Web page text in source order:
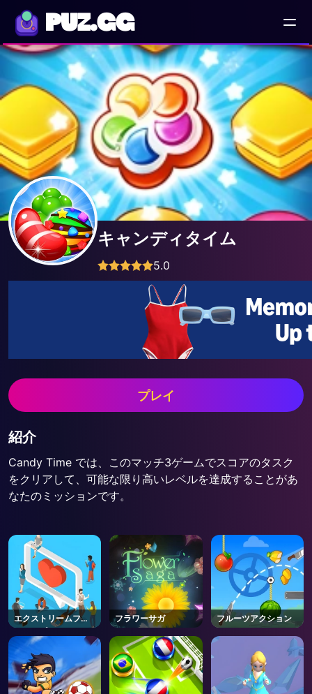
PUZ.GG
キャンディタイム
5.0
プレイ
紹介
Candy Time では、このマッチ3ゲームでスコアのタスク
をクリアして、可能な限り高いレベルを達成することがあ
なたのミッションです。
エクストリームフォ
ロワーズ
フラワーサガ フルーツアクション